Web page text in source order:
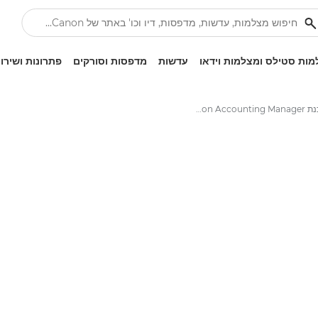
סטילס ומצלמות וידאו עדשות מדפסות וסורקים פתרונות
תוכנת Canon Accounting Manager